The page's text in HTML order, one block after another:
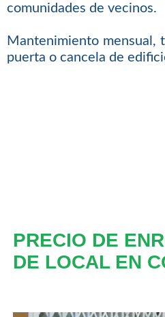
comunidades de vecinos.
Mantenimiento mensual,
puerta o cancela de
PRECIO DE
DE LOCAL EN